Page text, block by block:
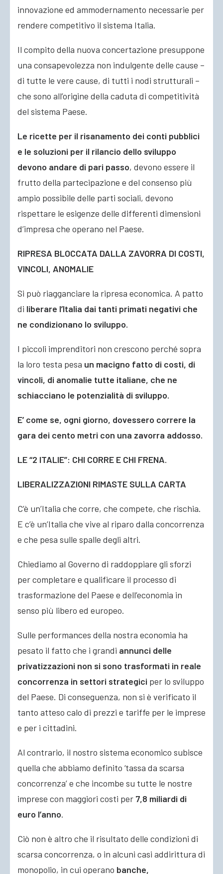
innovazione ed ammodernamento necessarie per
rendere competitivo il sistema Italia.
Il compito della nuova concertazione presuppone
una consapevolezza non indulgente delle cause –
di tutte le vere cause, di tutti i nodi strutturali –
che sono all’origine della caduta di competitività
del sistema Paese.
Le ricette per il risanamento dei conti pubblici
e le soluzioni per il rilancio dello sviluppo
devono andare di pari passo, devono essere il
frutto della partecipazione e del consenso più
ampio possibile delle parti sociali, devono
rispettare le esigenze delle differenti dimensioni
d’impresa che operano nel Paese.
RIPRESA BLOCCATA DALLA ZAVORRA DI COSTI,
VINCOLI, ANOMALIE
Si può riagganciare la ripresa economica. A patto
di liberare l’Italia dai tanti primati negativi che
ne condizionano lo sviluppo.
I piccoli imprenditori non crescono perché sopra
la loro testa pesa un macigno fatto di costi, di
vincoli, di anomalie tutte italiane, che ne
schiacciano le potenzialità di sviluppo.
E’ come se, ogni giorno, dovessero correre la
gara dei cento metri con una zavorra addosso.
LE “2 ITALIE”: CHI CORRE E CHI FRENA.
LIBERALIZZAZIONI RIMASTE SULLA CARTA
C’è un’Italia che corre, che compete, che rischia.
E c’è un’Italia che vive al riparo dalla concorrenza
e che pesa sulle spalle degli altri.
Chiediamo al Governo di raddoppiare gli sforzi
per completare e qualificare il processo di
trasformazione del Paese e dell’economia in
senso più libero ed europeo.
Sulle performances della nostra economia ha
pesato il fatto che i grandi annunci delle
privatizzazioni non si sono trasformati in reale
concorrenza in settori strategici per lo sviluppo
del Paese. Di conseguenza, non si è verificato il
tanto atteso calo di prezzi e tariffe per le imprese
e per i cittadini.
Al contrario, il nostro sistema economico subisce
quella che abbiamo definito ‘tassa da scarsa
concorrenza’ e che incombe su tutte le nostre
imprese con maggiori costi per 7,8 miliardi di
euro l’anno.
Ciò non è altro che il risultato delle condizioni di
scarsa concorrenza, o in alcuni casi addirittura di
monopolio, in cui operano banche,